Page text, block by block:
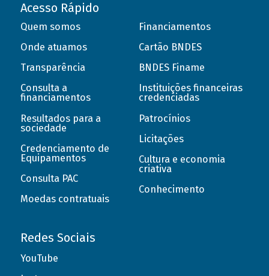
Acesso Rápido
Quem somos
Onde atuamos
Transparência
Consulta a
financiamentos
Resultados para a
sociedade
Credenciamento de
Equipamentos
Consulta PAC
Moedas contratuais
Financiamentos
Cartão BNDES
BNDES Finame
Instituições financeiras
credenciadas
Patrocínios
Licitações
Cultura e economia
criativa
Conhecimento
Redes Sociais
YouTube